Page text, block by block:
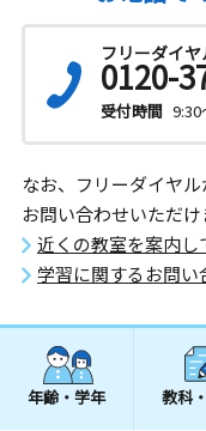
フリーダイヤ
0120-
受付時間 9:30
なお、フリーダイヤ
お問い合わせいただけ
近くの教室を案内し
学習に関するお問い
年齢・学年 教科